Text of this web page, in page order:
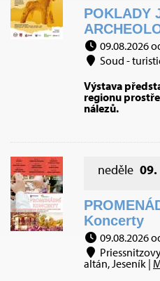
POKLADY
09.08.2026
Soud -
Výstava
regionu
nálezů.
neděle 09.
Koncerty
09.08.2026
altán, Jeseník |